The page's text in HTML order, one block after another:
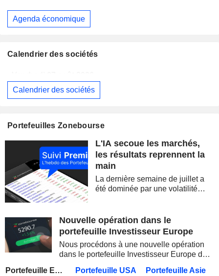
Agenda économique
Calendrier des sociétés
EUTELSAT COMMUNICATIONS
STATE BANK OF INDIA
OVERSEA-CHINESE BANKING CORPORATION LIMITED Publication des résultats - Q2 2026
MUNICH RE
JAPAN POST BANK CO., LTD. Publication des résultats - Q1 2027
ADNOC GAS PLC
KDDI CORPORATION Publication des résultats - Q1 2027
FUJIKURA LTD. Publication des résultats - Q1 2027
Calendrier des sociétés
Portefeuilles Zonebourse
L'IA secoue les marchés,
les résultats reprennent la
main
La dernière semaine de juillet a
été dominée par une volatilité
semi-conducteurs. Les
inquiétudes sur la soutenabilité
Nouvelle opération dans le
portefeuille Investisseur Europe
Nous procédons à une nouvelle opération
dans le portefeuille Investisseur Europe de
Portefeuille Europe Portefeuille USA Portefeuille Asie